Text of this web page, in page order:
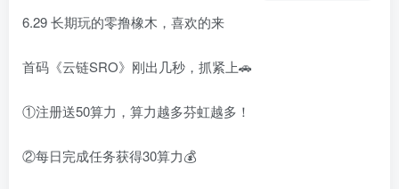
6.29 长期玩的零撸橡木，喜欢的来
首码《云链SRO》刚出几秒，抓紧上🚗
①注册送50算力，算力越多芬虹越多！
②每日完成任务获得30算力💰